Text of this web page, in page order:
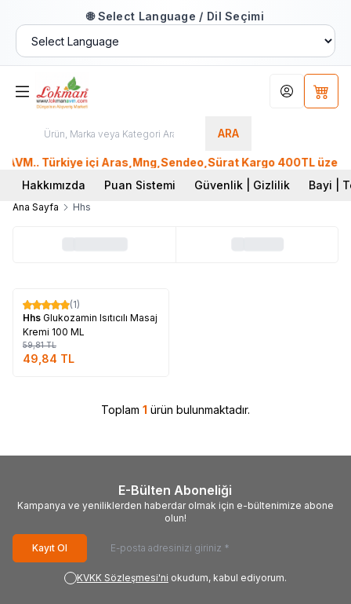
🌐 Select Language / Dil Seçimi
ARA
Hesabım
Türkiye içi Aras,Mng,Sendeo,Sürat Kargo 400TL üzeri,
Hakkımızda
Puan Sistemi Güvenlik | Gizlilik Bayi |
Ana Sayfa Hhs
%17
(1)
Hhs Glukozamin Isıtıcılı Masaj
Kremi 100 ML
59,81TL
49,84 TL
Toplam 1 ürün bulunmaktadır.
E-Bülten Aboneliği
Kampanya ve yeniliklerden haberdar olmak için e-bültenimize abone
olun!
Kayıt Ol
KVKK Sözleşmesi'ni okudum, kabul ediyorum.